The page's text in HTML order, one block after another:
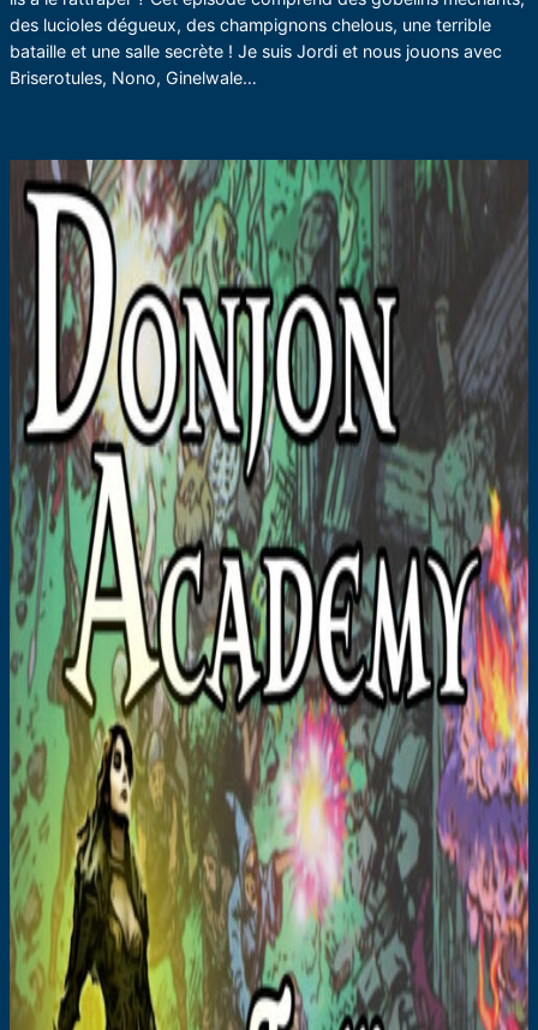
des lucioles dégueux, des champignons chelous, une terrible
bataille et une salle secrète ! Je suis Jordi et nous jouons avec
Briserotules, Nono, Ginelwale…